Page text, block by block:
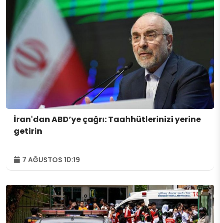
İran'dan ABD’ye çağrı: Taahhütlerinizi yerine
getirin
7 AĞUSTOS 10:19